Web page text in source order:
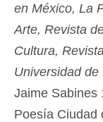
en México, La
Arte, Revista
Cultura,
Universidad
Jaime Sabines
Poesía Ciudad